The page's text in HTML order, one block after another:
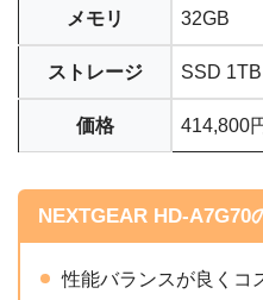
メモリ 32GB
ストレージ SSD
価格 414,800
NEXTGEAR HD-A7G70
性能バランスが良くコ